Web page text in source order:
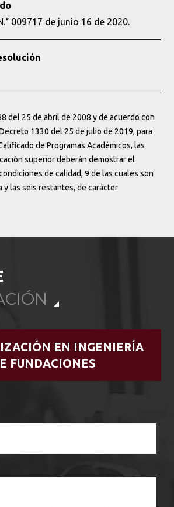
009717 de junio 16 de 2020.
del 25 de abril de 2008 y de acuerdo con
1330 del 25 de julio de 2019, para
de Programas Académicos, las
superior deberán demostrar el
de calidad, 9 de las cuales son
y las seis restantes, de carácter
EN INGENIERÍA
FUNDACIONES